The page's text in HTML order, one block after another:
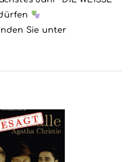
Sie unter